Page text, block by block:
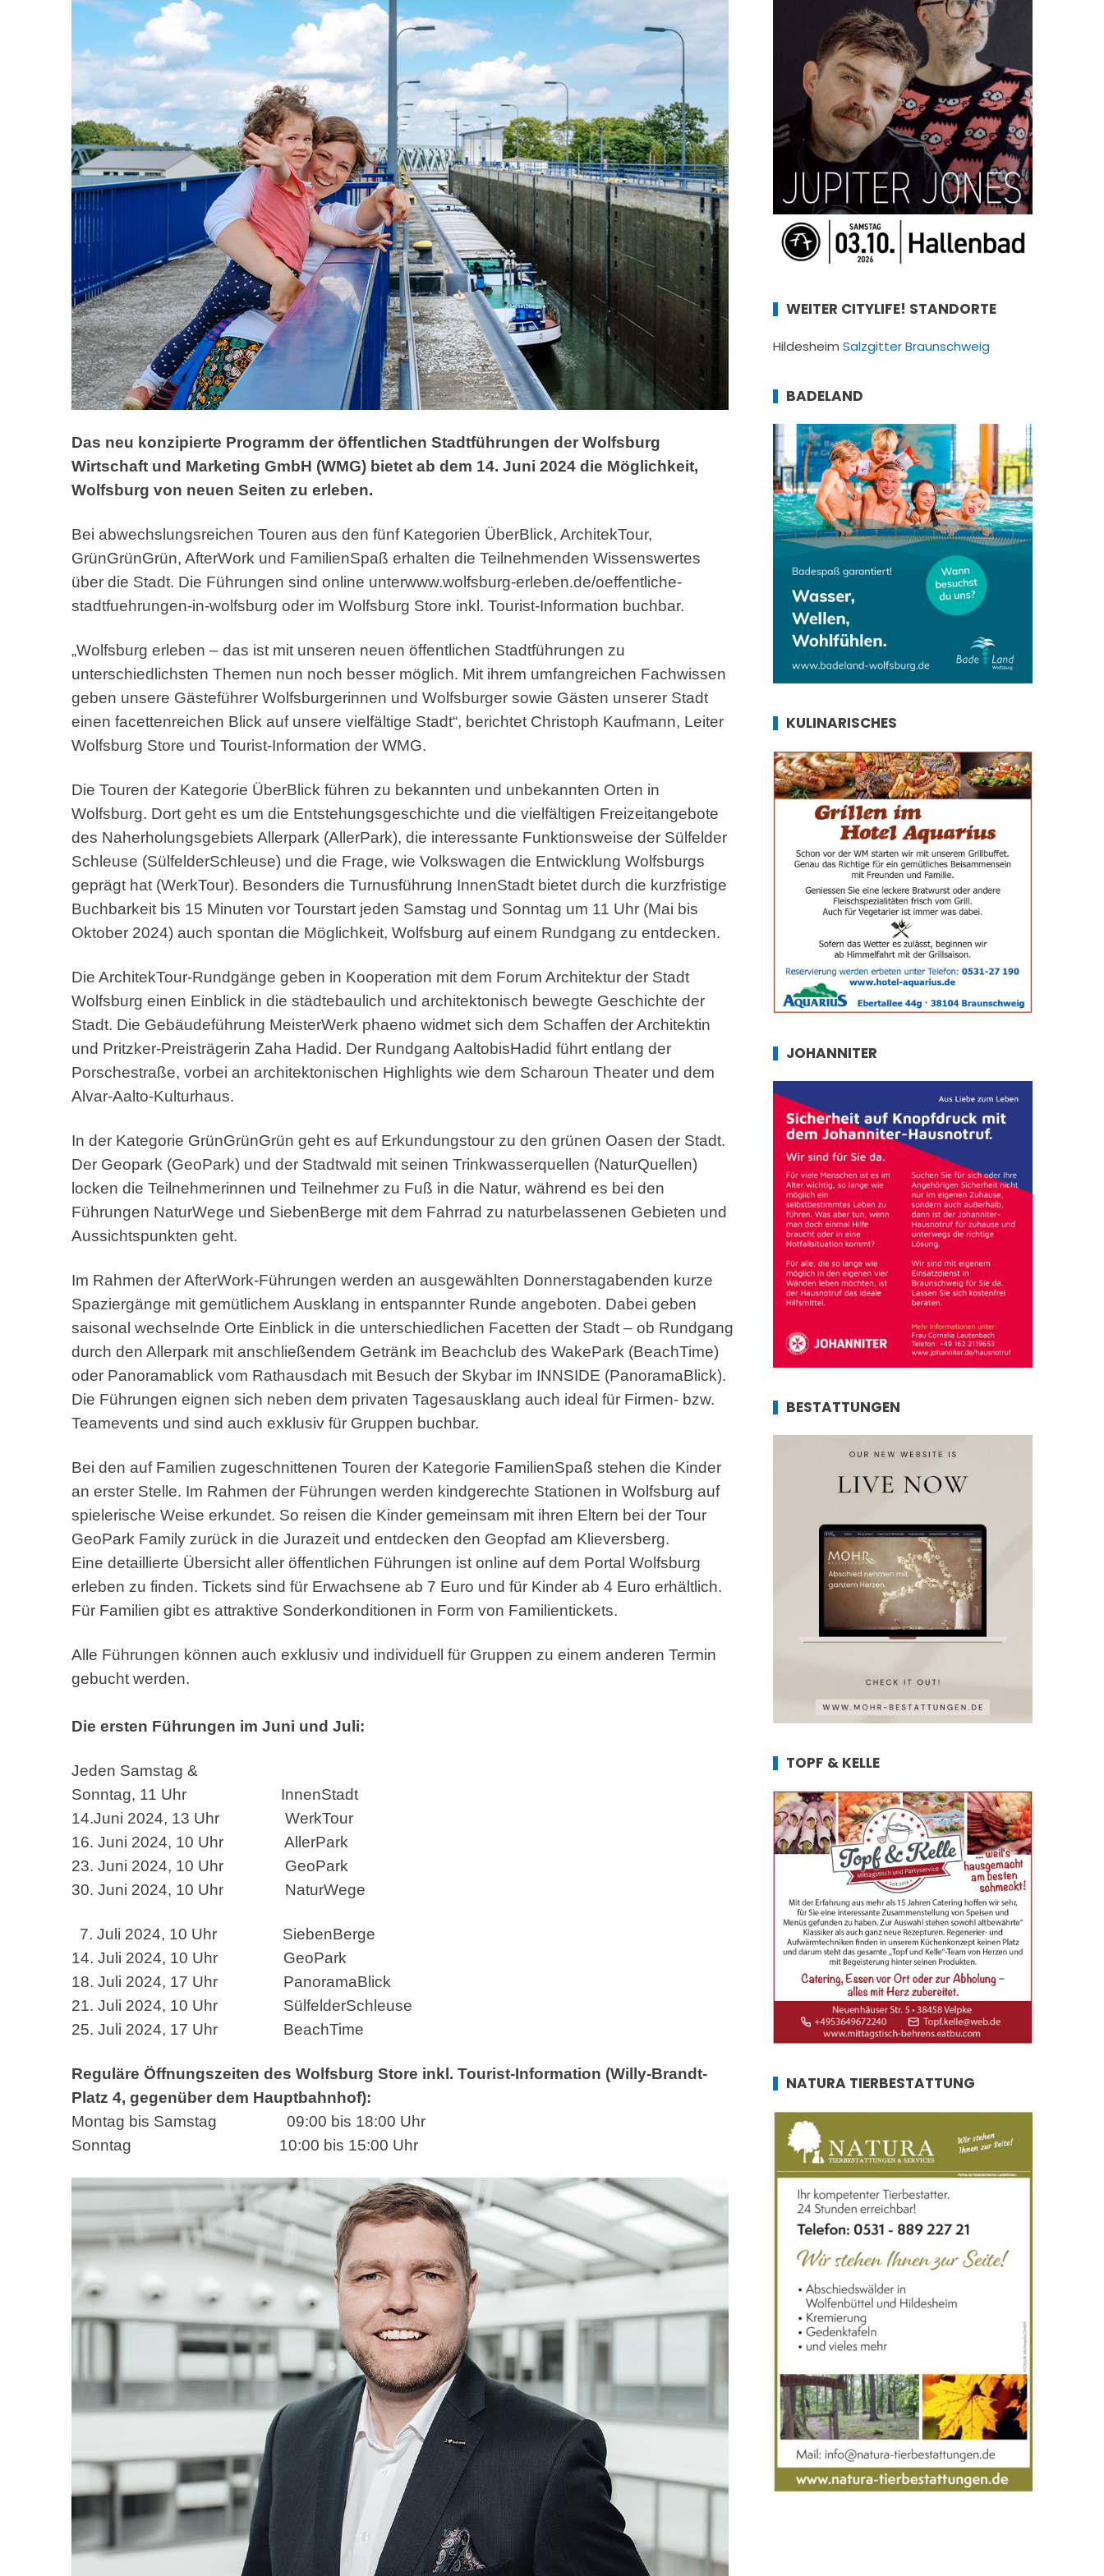
Das neu konzipierte Programm der öffentlichen Stadtführungen der Wolfsburg
Wirtschaft und Marketing GmbH (WMG) bietet ab dem 14. Juni 2024 die Möglichkeit,
Wolfsburg von neuen Seiten zu erleben.
Bei abwechslungsreichen Touren aus den fünf Kategorien ÜberBlick, ArchitekTour,
GrünGrünGrün, AfterWork und FamilienSpaß erhalten die Teilnehmenden Wissenswertes
über die Stadt. Die Führungen sind online unterwww.wolfsburg-erleben.de/oeffentliche-
stadtfuehrungen-in-wolfsburg oder im Wolfsburg Store inkl. Tourist-Information buchbar.
„Wolfsburg erleben – das ist mit unseren neuen öffentlichen Stadtführungen zu
unterschiedlichsten Themen nun noch besser möglich. Mit ihrem umfangreichen Fachwissen
geben unsere Gästeführer Wolfsburgerinnen und Wolfsburger sowie Gästen unserer Stadt
einen facettenreichen Blick auf unsere vielfältige Stadt“, berichtet Christoph Kaufmann, Leiter
Wolfsburg Store und Tourist-Information der WMG.
Die Touren der Kategorie ÜberBlick führen zu bekannten und unbekannten Orten in
Wolfsburg. Dort geht es um die Entstehungsgeschichte und die vielfältigen Freizeitangebote
des Naherholungsgebiets Allerpark (AllerPark), die interessante Funktionsweise der Sülfelder
Schleuse (SülfelderSchleuse) und die Frage, wie Volkswagen die Entwicklung Wolfsburgs
geprägt hat (WerkTour). Besonders die Turnusführung InnenStadt bietet durch die kurzfristige
Buchbarkeit bis 15 Minuten vor Tourstart jeden Samstag und Sonntag um 11 Uhr (Mai bis
Oktober 2024) auch spontan die Möglichkeit, Wolfsburg auf einem Rundgang zu entdecken.
Die ArchitekTour-Rundgänge geben in Kooperation mit dem Forum Architektur der Stadt
Wolfsburg einen Einblick in die städtebaulich und architektonisch bewegte Geschichte der
Stadt. Die Gebäudeführung MeisterWerk phaeno widmet sich dem Schaffen der Architektin
und Pritzker-Preisträgerin Zaha Hadid. Der Rundgang AaltobisHadid führt entlang der
Porschestraße, vorbei an architektonischen Highlights wie dem Scharoun Theater und dem
Alvar-Aalto-Kulturhaus.
In der Kategorie GrünGrünGrün geht es auf Erkundungstour zu den grünen Oasen der Stadt.
Der Geopark (GeoPark) und der Stadtwald mit seinen Trinkwasserquellen (NaturQuellen)
locken die Teilnehmerinnen und Teilnehmer zu Fuß in die Natur, während es bei den
Führungen NaturWege und SiebenBerge mit dem Fahrrad zu naturbelassenen Gebieten und
Aussichtspunkten geht.
Im Rahmen der AfterWork-Führungen werden an ausgewählten Donnerstagabenden kurze
Spaziergänge mit gemütlichem Ausklang in entspannter Runde angeboten. Dabei geben
saisonal wechselnde Orte Einblick in die unterschiedlichen Facetten der Stadt – ob Rundgang
durch den Allerpark mit anschließendem Getränk im Beachclub des WakePark (BeachTime)
oder Panoramablick vom Rathausdach mit Besuch der Skybar im INNSIDE (PanoramaBlick).
Die Führungen eignen sich neben dem privaten Tagesausklang auch ideal für Firmen- bzw.
Teamevents und sind auch exklusiv für Gruppen buchbar.
Bei den auf Familien zugeschnittenen Touren der Kategorie FamilienSpaß stehen die Kinder
an erster Stelle. Im Rahmen der Führungen werden kindgerechte Stationen in Wolfsburg auf
spielerische Weise erkundet. So reisen die Kinder gemeinsam mit ihren Eltern bei der Tour
GeoPark Family zurück in die Jurazeit und entdecken den Geopfad am Klieversberg.
Eine detaillierte Übersicht aller öffentlichen Führungen ist online auf dem Portal Wolfsburg
erleben zu finden. Tickets sind für Erwachsene ab 7 Euro und für Kinder ab 4 Euro erhältlich.
Für Familien gibt es attraktive Sonderkonditionen in Form von Familientickets.
Alle Führungen können auch exklusiv und individuell für Gruppen zu einem anderen Termin
gebucht werden.
Die ersten Führungen im Juni und Juli:
Jeden Samstag &
Sonntag, 11 Uhr InnenStadt
14.Juni 2024, 13 Uhr WerkTour
16. Juni 2024, 10 Uhr AllerPark
23. Juni 2024, 10 Uhr GeoPark
30. Juni 2024, 10 Uhr NaturWege
7. Juli 2024, 10 Uhr SiebenBerge
14. Juli 2024, 10 Uhr GeoPark
18. Juli 2024, 17 Uhr PanoramaBlick
21. Juli 2024, 10 Uhr SülfelderSchleuse
25. Juli 2024, 17 Uhr BeachTime
Reguläre Öffnungszeiten des Wolfsburg Store inkl. Tourist-Information (Willy-Brandt-
Platz 4, gegenüber dem Hauptbahnhof):
Montag bis Samstag 09:00 bis 18:00 Uhr
Sonntag 10:00 bis 15:00 Uhr
WEITER CITYLIFE! STANDORTE
Hildesheim SalzgitterBraunschweig
BADELAND
KULINARISCHES
JOHANNITER
BESTATTUNGEN
TOPF & KELLE
NATURA TIERBESTATTUNG